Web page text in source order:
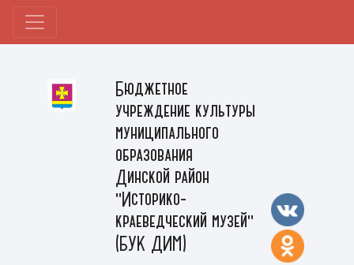
Бюджетное
учреждение культуры
муниципального
образования
Динской район
"Историко-
краеведческий музей"
(БУК ДИМ)